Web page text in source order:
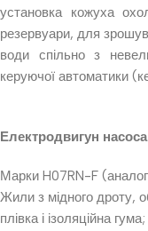
установка кожуха
резервуари, для
води спільно з
керуючої автоматики
Електродвигун
Марки H07RN-F
Жили з мідного дроту,
плівка і ізоляційна гума;